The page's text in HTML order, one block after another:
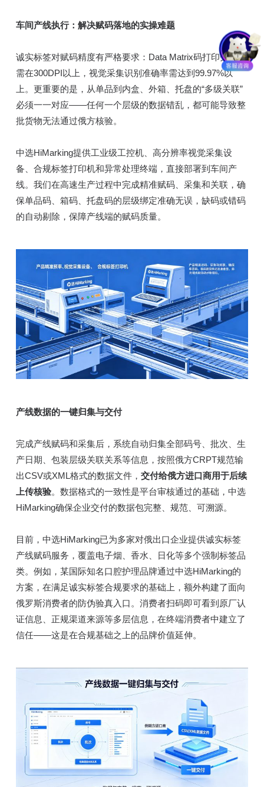
车间产线执行：解决赋码落地的实操难题
诚实标签对赋码精度有严格要求：Data Matrix码打印分辨率
需在300DPI以上，视觉采集识别准确率需达到99.97%以
上。更重要的是，从单品到内盒、外箱、托盘的“多级关联”
必须一一对应——任何一个层级的数据错乱，都可能导致整
批货物无法通过俄方核验。
中选HiMarking提供工业级工控机、高分辨率视觉采集设
备、合规标签打印机和异常处理终端，直接部署到车间产
线。我们在高速生产过程中完成精准赋码、采集和关联，确
保单品码、箱码、托盘码的层级绑定准确无误，缺码或错码
的自动剔除，保障产线端的赋码质量。
产线数据的一键归集与交付
完成产线赋码和采集后，系统自动归集全部码号、批次、生
产日期、包装层级关联关系等信息，按照俄方CRPT规范输
出CSV或XML格式的数据文件， 交付给俄方进口商用于后续
上传核验。数据格式的一致性是平台审核通过的基础，中选
HiMarking确保企业交付的数据包完整、规范、可溯源。
目前，中选HiMarking已为多家对俄出口企业提供诚实标签
产线赋码服务，覆盖电子烟、香水、日化等多个强制标签品
类。例如，某国际知名口腔护理品牌通过中选HiMarking的
方案，在满足诚实标签合规要求的基础上，额外构建了面向
俄罗斯消费者的防伪验真入口。消费者扫码即可看到原厂认
证信息、正规渠道来源等多层信息，在终端消费者中建立了
信任——这是在合规基础之上的品牌价值延伸。